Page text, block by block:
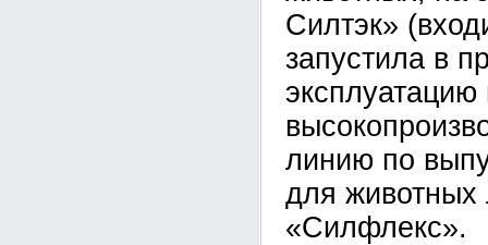
Силтэк»
запустила в
линию по
для животных
«Силфлекс».